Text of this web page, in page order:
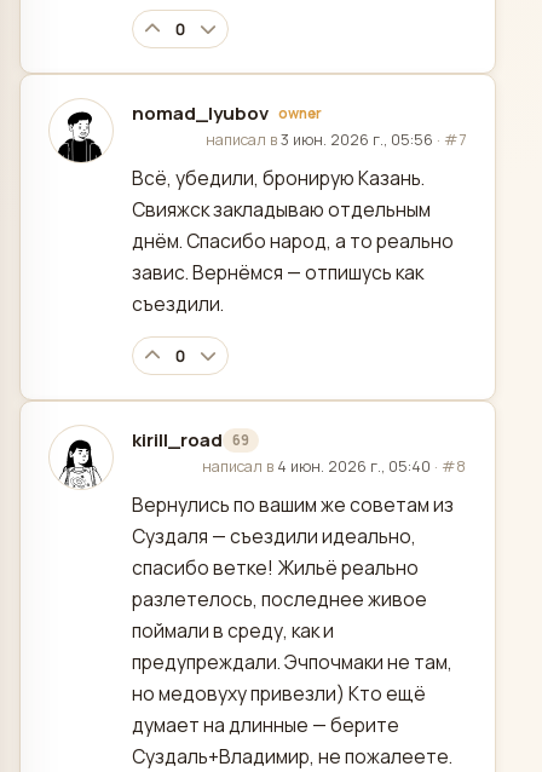
0
nomad_lyubov owner
отредактировано
написал в3 июн. 2026 г., 05:56 · #7
Всё, убедили, бронирую Казань.
Свияжск закладываю отдельным
днём. Спасибо народ, а то реально
завис. Вернёмся — отпишусь как
съездили.
0
kirill_road 69
отредактировано
написал в 4 июн. 2026 г., 05:40 · #8
Вернулись по вашим же советам из
Суздаля — съездили идеально,
спасибо ветке! Жильё реально
разлетелось, последнее живое
поймали в среду, как и
предупреждали. Эчпочмаки не там,
но медовуху привезли) Кто ещё
думает на длинные — берите
Суздаль+Владимир, не пожалеете.